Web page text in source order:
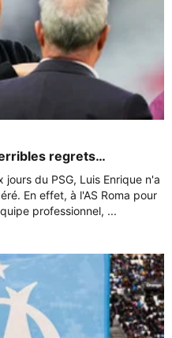
regrets…
du PSG, Luis Enrique n'a
En effet, à l'AS Roma pour
professionnel, ...